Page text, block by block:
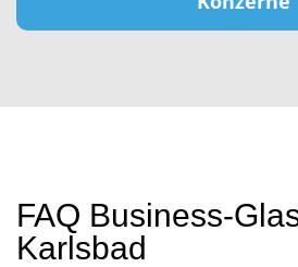
FAQ Business-
Karlsbad